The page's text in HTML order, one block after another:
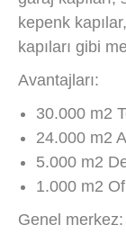
kepenk
kapıları gibi
Avantajları:
30.000 m2
24.000 m2
5.000 m2
1.000 m2
Genel